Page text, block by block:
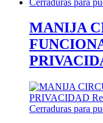
MANIJA
Cerraduras para